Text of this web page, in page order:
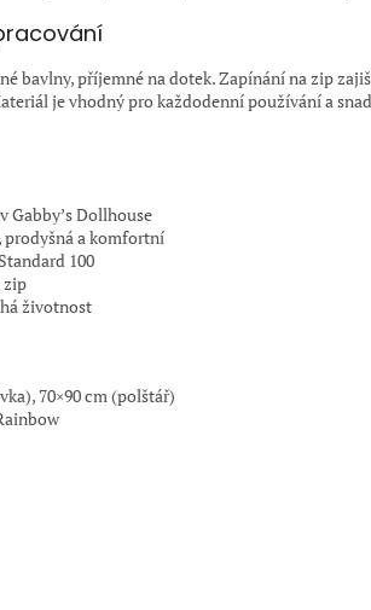
bavlny, příjemné na dotek. Zapínání na zip
je vhodný pro každodenní používání a
Gabby’s Dollhouse
prodyšná a komfortní
100
zip
životnost
70×90 cm (polštář)